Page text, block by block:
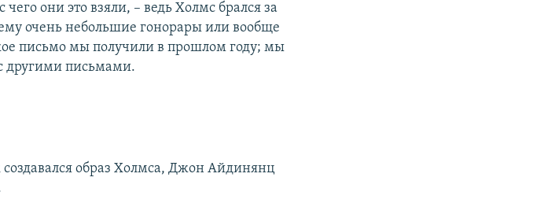
они это взяли, – ведь Холмс брался за
очень небольшие гонорары или вообще
письмо мы получили в прошлом году; мы
другими письмами.
создавался образ Холмса, Джон Айдинянц